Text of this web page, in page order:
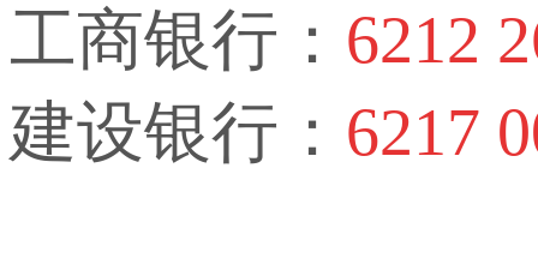
工商银行： 6212
建设银行： 6217